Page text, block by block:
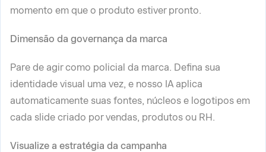
momento em que o produto estiver pronto.
Dimensão da governança da marca
Pare de agir como policial da marca. Defina sua
identidade visual uma vez, e nosso IA aplica
automaticamente suas fontes, núcleos e logotipos em
cada slide criado por vendas, produtos ou RH.
Visualize a estratégia da campanha